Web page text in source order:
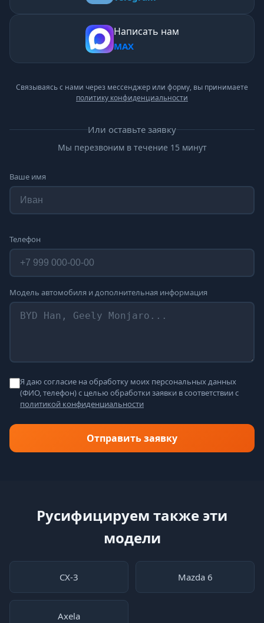
Написать нам
MAX
Связываясь с нами через мессенджер или форму, вы принимаете
политику конфиденциальности
Или оставьте заявку
Мы перезвоним в течение 15 минут
Ваше имя
Телефон
Модель автомобиля и дополнительная информация
Я даю согласие на обработку моих персональных данных
(ФИО, телефон) с целью обработки заявки в соответствии с
политикой конфиденциальности
Отправить заявку
Русифицируем также эти
модели
CX-3 Mazda 6
Axela